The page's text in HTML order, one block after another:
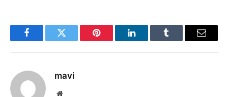
FacebookTwitter Pinterest LinkedInTumblr Email
mavi
Website